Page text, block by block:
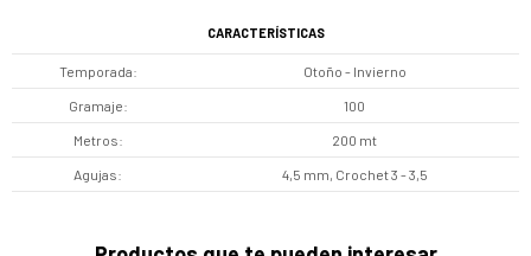
CARACTERÍSTICAS
Temporada Otoño - Invierno
Gramaje 100
Metros 200 mt
Agujas 4,5 mm, Crochet 3 - 3,5